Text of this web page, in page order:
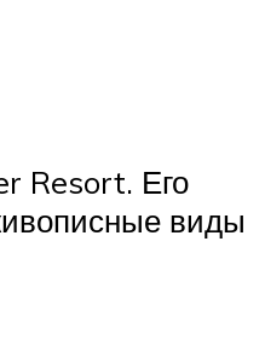
Resort. Его
виды